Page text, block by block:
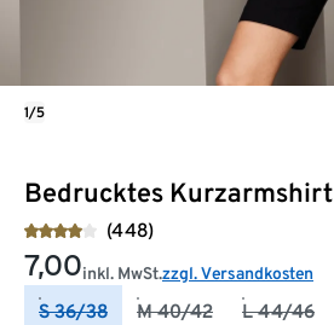
Bedrucktes Kurzarmshirt
(448)
7,00inkl. MwSt.zzgl. Versandkosten
S 36/38 M 40/42 L 44/46
1/5